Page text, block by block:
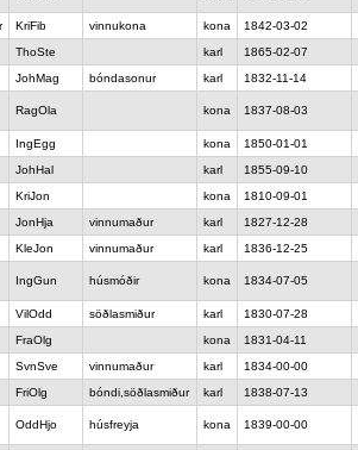
KriFib vinnukona kona
1842-03-02
ThoSte karl
1865-02-07
JohMag bóndasonur karl 1832-11-14
RagOla kona 1837-08-03
IngEgg kona
1850-01-01
JohHal karl
1855-09-10
KriJon kona
1810-09-01
JonHja vinnumaður karl
1827-12-28
KleJon vinnumaður karl 1836-12-25
IngGun húsmóðir kona 1834-07-05
VilOdd söðlasmiður karl
1830-07-28
FraOlg kona
1831-04-11
SvnSve vinnumaður karl
1834-00-00
FriOlg bóndi,söðlasmiður karl 1838-07-13
OddHjo húsfreyja kona 1839-00-00